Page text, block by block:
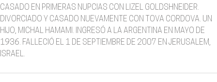
CASADO EN PRIMERAS NUPCIAS CON LIZEL GOLDSHNEIDER.
DIVORCIADO Y CASADO NUEVAMENTE CON TOVA CORDOVA. UN
HIJO, MICHAL HAMAMI. INGRESÓ A LA ARGENTINA EN MAYO DE
1936. FALLECIÓ EL 1 DE SEPTIEMBRE DE 2007 EN JERUSALEM,
ISRAEL.